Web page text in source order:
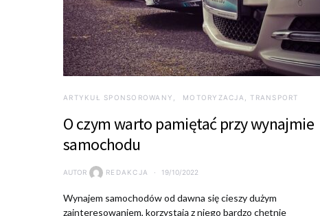
ARTYKUŁ SPONSOROWANY MOTORYZACJA, TRANSPORT
O czym warto pamiętać przy wynajmie
samochodu
AUTOR REDAKCJA 19/10/2022
Wynajem samochodów od dawna się cieszy dużym
zainteresowaniem, korzystają z niego bardzo chętnie